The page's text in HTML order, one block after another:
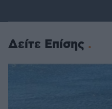
Δείτε Επίσης